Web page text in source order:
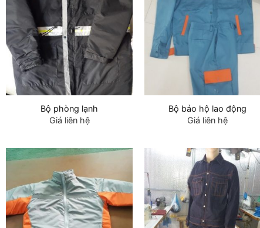
Bộ phòng lạnh
Giá liên hệ
Bộ bảo hộ lao động
Giá liên hệ